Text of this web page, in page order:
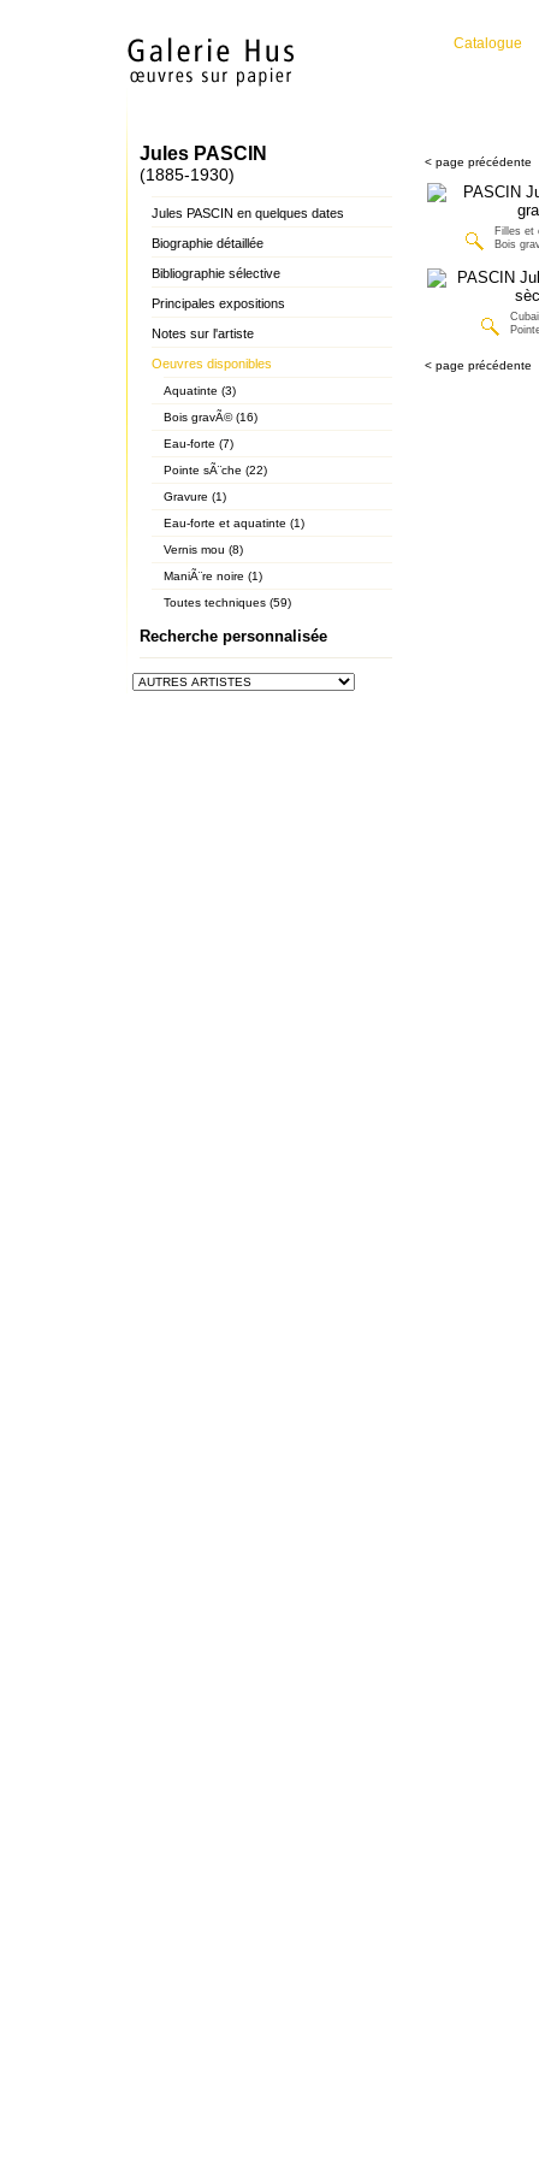
Catalogue
Jules PASCIN
(1885-1930)
Jules PASCIN en quelques dates
Biographie détaillée
Bibliographie sélective
Principales expositions
Notes sur l'artiste
Oeuvres disponibles
Aquatinte (3)
Bois gravÃ© (16)
Eau-forte (7)
Pointe sÃ¨che (22)
Gravure (1)
Eau-forte et aquatinte (1)
Vernis mou (8)
ManiÃ¨re noire (1)
Toutes techniques (59)
Recherche personnalisée
< page précédente
Filles et
Bois
< page précédente